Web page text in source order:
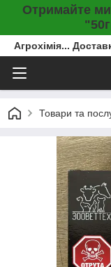
Отримайте
Агрохімія...
Товари та